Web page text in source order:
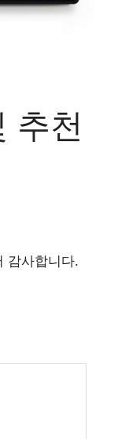
추천
감사합니다.